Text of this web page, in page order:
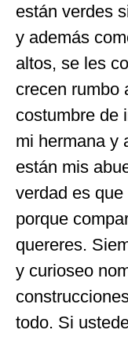
están verdes
y además
altos, se les
crecen rumbo
costumbre de
mi hermana y
están mis
verdad es
porque
quereres.
y curioseo
todo. Si